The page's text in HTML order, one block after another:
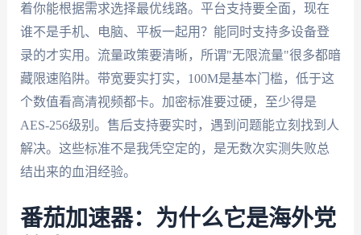
着你能根据需求选择最优线路。平台支持要全面，现在
谁不是手机、电脑、平板一起用？能同时支持多设备登
录的才实用。流量政策要清晰，所谓"无限流量"很多都暗
藏限速陷阱。带宽要实打实，100M是基本门槛，低于这
个数值看高清视频都卡。加密标准要过硬，至少得是
AES-256级别。售后支持要实时，遇到问题能立刻找到人
解决。这些标准不是我凭空定的，是无数次实测失败总
结出来的血泪经验。
番茄加速器：为什么它是海外党